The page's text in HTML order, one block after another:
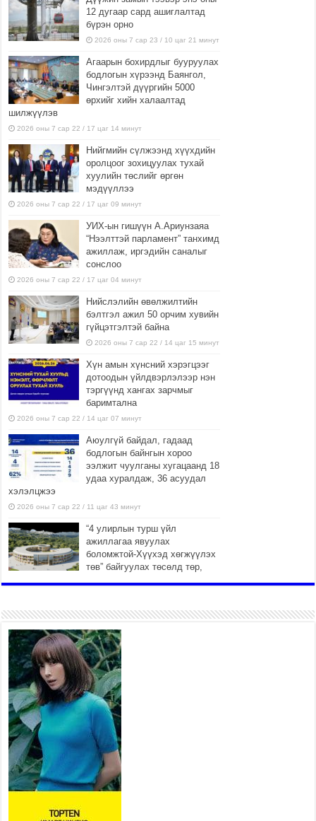
12 дугаар сард ашиглалтад
бүрэн орно
2026 оны 7 сар 23 / 10 цаг 21 минут
Агаарын бохирдлыг бууруулах
бодлогын хүрээнд Баянгол,
Чингэлтэй дүүргийн 5000
өрхийг хийн халаалтад
шилжүүлэв
2026 оны 7 сар 22 / 17 цаг 14 минут
Нийгмийн сүлжээнд хүүхдийн
оролцоог зохицуулах тухай
хуулийн төслийг өргөн
мэдүүллээ
2026 оны 7 сар 22 / 17 цаг 09 минут
УИХ-ын гишүүн А.Ариунзаяа
“Нээлттэй парламент” танхимд
ажиллаж, иргэдийн саналыг
сонслоо
2026 оны 7 сар 22 / 17 цаг 04 минут
Нийслэлийн өвөлжилтийн
бэлтгэл ажил 50 орчим хувийн
гүйцэтгэлтэй байна
2026 оны 7 сар 22 / 14 цаг 15 минут
Хүн амын хүнсний хэрэгцээг
дотоодын үйлдвэрлэлээр нэн
тэргүүнд хангах зарчмыг
баримтална
2026 оны 7 сар 22 / 14 цаг 07 минут
Аюулгүй байдал, гадаад
бодлогын байнгын хороо
ээлжит чуулганы хугацаанд 18
удаа хуралдаж, 36 асуудал
хэлэлцжээ
2026 оны 7 сар 22 / 11 цаг 43 минут
“4 улирлын турш үйл
ажиллагаа явуулах
боломжтой-Хүүхэд хөгжүүлэх
төв” байгуулах төсөлд төр,
Б.Пүрэвдагва: “Урт цагаан”-ыг
залуучууд чөлөөт цагаа
өнгөрүүлдэг, жуулчид зорьж
ирдэг цэг болгоно
2026 оны 7 сар 21 / 16 цаг 47 минут
Тусгай замын автобус /BRT/
төслийн удирдах хорооны
ээлжит хуралдаан боллоо
2026 оны 7 сар 21 / 16 цаг 43 минут
Ерөнхий сайд Н.Учрал БНХАУ-аас Монгол Улсад
суугаа Элчин сайд Шэнь Миньжюанийг хүлээн
авч уулзав
2026 оны 7 сар 21 / 16 цаг 39 минут